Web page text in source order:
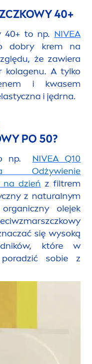
40+
40+ to np. NIVEA
dobry krem na
że zawiera
kolagenu. A tylko
i kwasem
i jędrna.
PO 50?
np. NIVEA Q10
na dzień z filtrem
z naturalnym
olejek
się wysoką
które w
sobie z